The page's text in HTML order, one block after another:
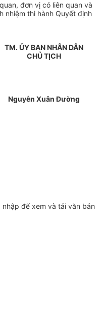
đơn vị có liên quan và
nhiệm thi hành Quyết định
TM. ỦY BAN NHÂN DÂN
CHỦ TỊCH
Nguyễn Xuân Đường
nhập để xem và tải văn bản